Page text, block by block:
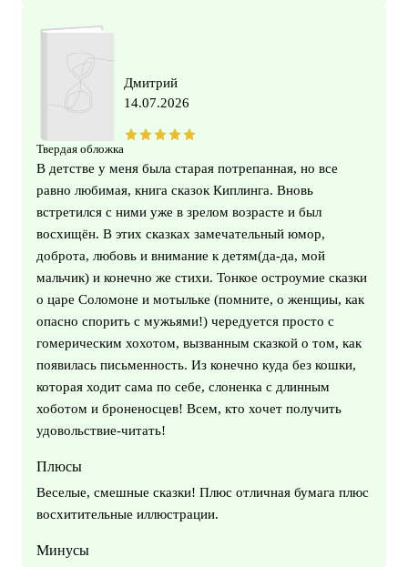
Твердая обложка
Дмитрий
14.07.2026
В детстве у меня была старая потрепанная, но все
равно любимая, книга сказок Киплинга. Вновь
встретился с ними уже в зрелом возрасте и был
восхищён. В этих сказках замечательный юмор,
доброта, любовь и внимание к детям(да-да, мой
мальчик) и конечно же стихи. Тонкое остроумие сказки
о царе Соломоне и мотыльке (помните, о женщиы, как
опасно спорить с мужьями!) чередуется просто с
гомерическим хохотом, вызванным сказкой о том, как
появилась письменность. Из конечно куда без кошки,
которая ходит сама по себе, слоненка с длинным
хоботом и броненосцев! Всем, кто хочет получить
удовольствие-читать!
Плюсы
Веселые, смешные сказки! Плюс отличная бумага плюс
восхитительные иллюстрации.
Минусы